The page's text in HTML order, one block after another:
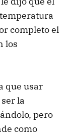
completo el
los
que usar
la
pero
como